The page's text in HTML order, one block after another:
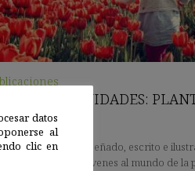
DE ACTIVIDADES:
SANO
de actividades diseñado, escrito e
a los niños y jóvenes al mundo de
datos
al
clic en